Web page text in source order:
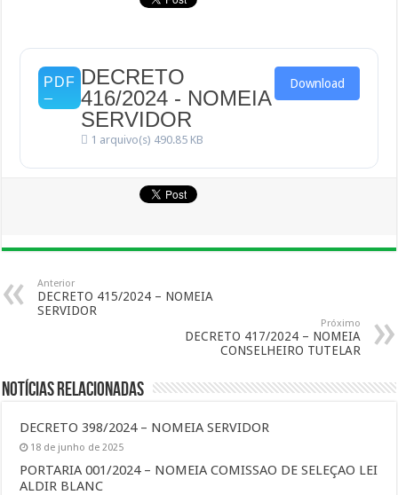
DECRETO
416/2024 - NOMEIA
SERVIDOR
1 arquivo(s) 490.85 KB
Download
Anterior
DECRETO 415/2024 – NOMEIA
SERVIDOR
Próximo
DECRETO 417/2024 – NOMEIA
CONSELHEIRO TUTELAR
Notícias Relacionadas
DECRETO 398/2024 – NOMEIA SERVIDOR
18 de junho de 2025
PORTARIA 001/2024 – NOMEIA COMISSAO DE SELEÇAO LEI
ALDIR BLANC